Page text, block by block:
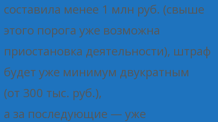
составила менее 1 млн руб. (свыше
этого порога уже возможна
приостановка деятельности), штраф
будет уже минимум двукратным
(от 300 тыс. руб.),
а за последующие — уже